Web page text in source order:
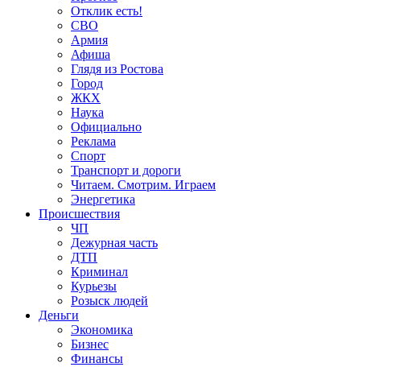
Отклик есть!
СВО
Армия
Афиша
Глядя из Ростова
Город
ЖКХ
Наука
Официально
Реклама
Спорт
Транспорт и дороги
Читаем. Смотрим. Играем
Энергетика
Происшествия
ЧП
Дежурная часть
ДТП
Криминал
Курьезы
Розыск людей
Деньги
Экономика
Бизнес
Финансы